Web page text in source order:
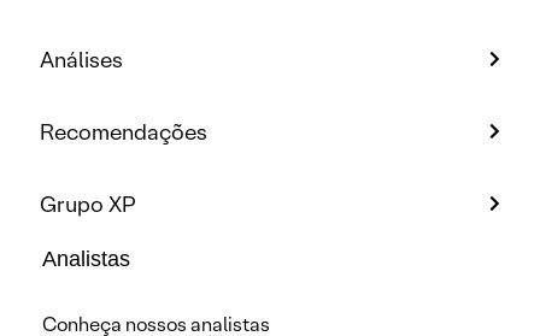
Análises
Recomendações
Grupo XP
Analistas
Conheça nossos analistas